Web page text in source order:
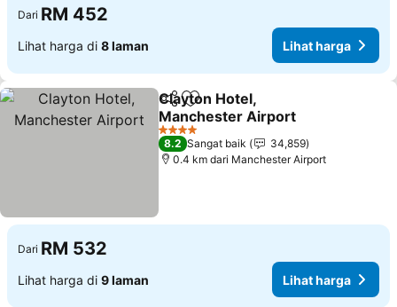
Dari RM 452
Lihat harga di 8 laman Lihat harga
KongsiTambah ke favorit
Clayton Hotel,
Manchester Airport
Lihat harga
4 Bintang
8.2 Sangat baik
34,859
0.4 km dari Manchester Airport
Dari RM 532
Lihat harga di 9 laman Lihat harga